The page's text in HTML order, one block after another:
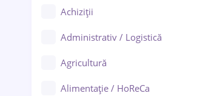
Galați (Galați)
Ploiești
Achiziții
Administrativ / Logistică
Agricultură
Alimentație / HoReCa